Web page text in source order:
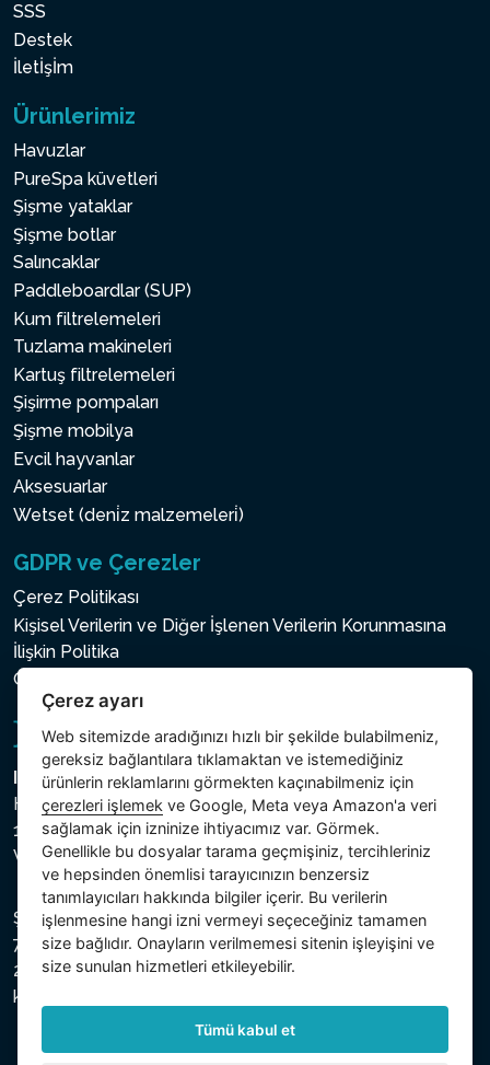
SSS
Destek
İletİşİm
Ürünlerimiz
Havuzlar
PureSpa küvetleri
Şişme yataklar
Şişme botlar
Salıncaklar
Paddleboardlar (SUP)
Kum filtrelemeleri
Tuzlama makineleri
Kartuş filtrelemeleri
Şişirme pompaları
Şişme mobilya
Evcil hayvanlar
Aksesuarlar
Wetset (deni̇z malzemeleri̇)
GDPR ve Çerezler
Çerez Politikası
Kişisel Verilerin ve Diğer İşlenen Verilerin Korunmasına
İlişkin Politika
Çerez ayarı
Intex Trading, s.r.o.
Hradecká 2526/3
130 00 Praha 3
Vinohrady - Česká republika
Şirket, Prag Şehir Mahkemesi Ticaret Sicilinde C bölümü,
74759 numaralı dosya altında, Vergi Kimlik Numarası (IČ)
26150808 ve KDV Numarası (DIČ) CZ26150808 ile
kayıtlıdır.
Çerez ayarı
Web sitemizde aradığınızı hızlı bir şekilde bulabilmeniz,
gereksiz bağlantılara tıklamaktan ve istemediğiniz
ürünlerin reklamlarını görmekten kaçınabilmeniz için
çerezleri işlemek ve Google, Meta veya Amazon'a veri
sağlamak için izninize ihtiyacımız var. Görmek.
Genellikle bu dosyalar tarama geçmişiniz, tercihleriniz
ve hepsinden önemlisi tarayıcınızın benzersiz
tanımlayıcıları hakkında bilgiler içerir. Bu verilerin
işlenmesine hangi izni vermeyi seçeceğiniz tamamen
size bağlıdır. Onayların verilmemesi sitenin işleyişini ve
size sunulan hizmetleri etkileyebilir.
Tümü kabul et